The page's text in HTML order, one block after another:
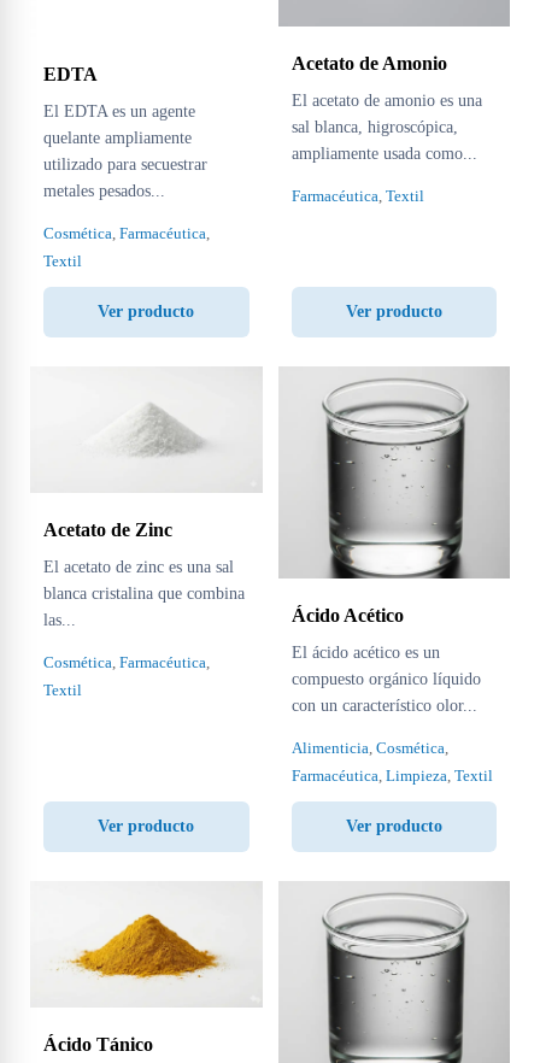
EDTA
El EDTA es un agente
quelante ampliamente
utilizado para secuestrar
metales pesados...
Cosmética Farmacéutica
Textil
Ver producto
Acetato de Amonio
El acetato de amonio es una
sal blanca, higroscópica,
ampliamente usada como...
Farmacéutica Textil
Ver producto
Acetato de Zinc
El acetato de zinc es una sal
blanca cristalina que combina
las...
Cosmética, Farmacéutica,
Textil
Ver producto
Ácido Acético
El ácido acético es un
compuesto orgánico líquido
con un característico olor...
Alimenticia, Cosmética,
Farmacéutica, Limpieza, Textil
Ver producto
Ácido Tánico